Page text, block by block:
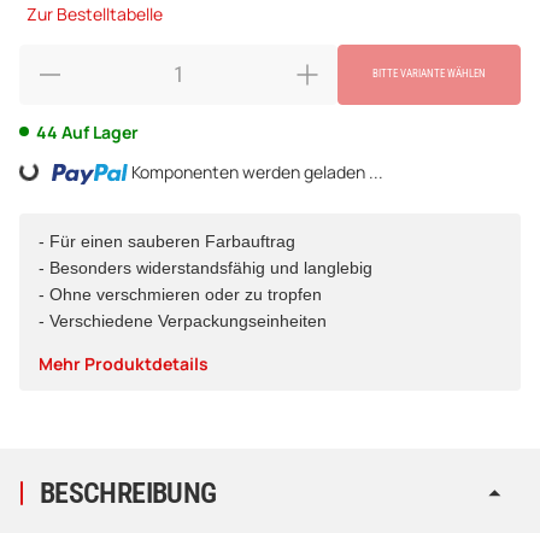
Zur Bestelltabelle
BITTE VARIANTE WÄHLEN
44 Auf Lager
Loading... Komponenten werden geladen ...
- Für einen sauberen Farbauftrag
- Besonders widerstandsfähig und langlebig
- Ohne verschmieren oder zu tropfen
- Verschiedene Verpackungseinheiten
Mehr Produktdetails
BESCHREIBUNG